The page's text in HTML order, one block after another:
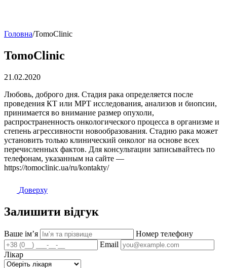
Головна/TomoClinic
TomoClinic
21.02.2020
Любовь, доброго дня. Стадия рака определяется после
проведения КТ или МРТ исследования, анализов и биопсии,
принимается во внимание размер опухоли,
распространенность онкологического процесса в организме и
степень агрессивности новообразования. Стадию рака может
установить только клинический онколог на основе всех
перечисленных фактов. Для консультации записывайтесь по
телефонам, указанным на сайте —
https://tomoclinic.ua/ru/kontakty/
Доверху
Залишити відгук
Ваше імʼя
Номер телефону
Email
Лікар